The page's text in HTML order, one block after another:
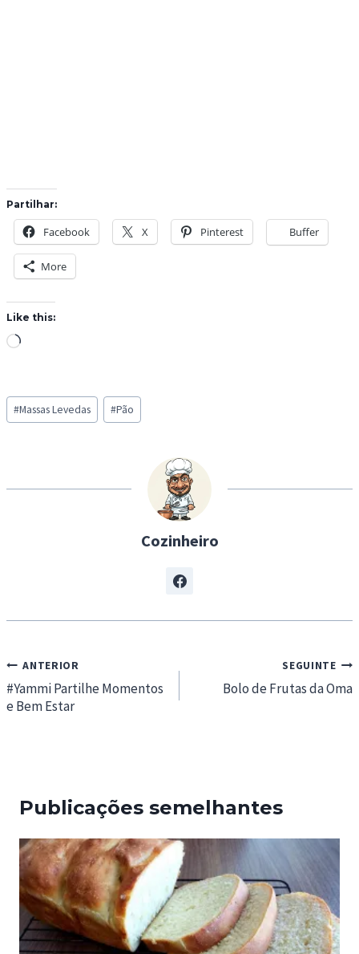
Partilhar:
Facebook X Pinterest Buffer
More
Like this:
L
d
…
Post
Tags:
#Massas Levedas #Pão
Cozinheiro
Navegação
de
artigos
ANTERIOR
#Yammi Partilhe Momentos
e Bem Estar
SEGUINTE
Bolo de Frutas da Oma
Publicações semelhantes